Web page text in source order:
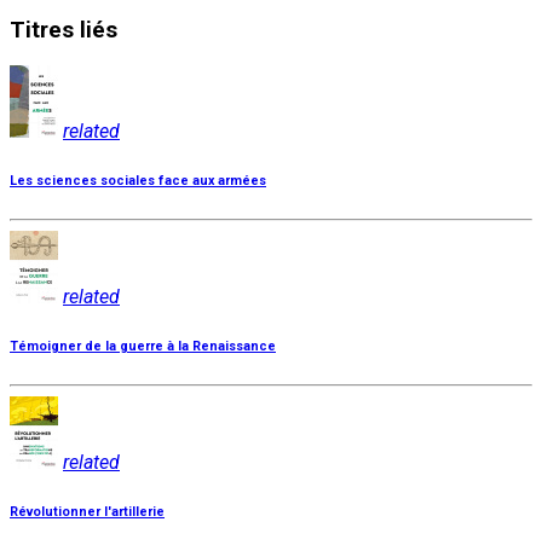
Titres liés
related
Les sciences sociales face aux armées
related
Témoigner de la guerre à la Renaissance
related
Révolutionner l'artillerie